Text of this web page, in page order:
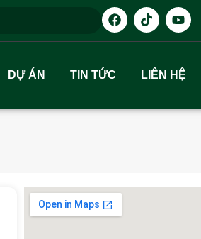
DỰ ÁN TIN TỨC LIÊN HỆ